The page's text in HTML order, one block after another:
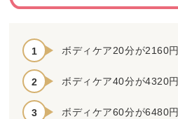
ボディケア20分が2160円
ボディケア40分が4320円
ボディケア60分が6480円